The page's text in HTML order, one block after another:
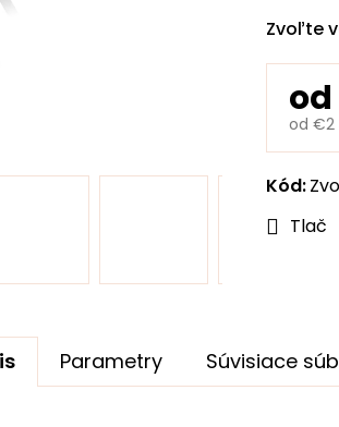
Tlač
Kód:
Zvoľte
od
od €2
Parametry Súvisiace